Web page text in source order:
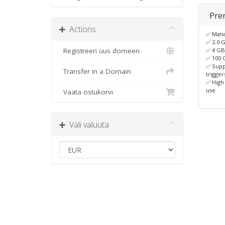
Actions
Registreeri uus domeen
Transfer in a Domain
Vaata ostukorvi
Vali valuuta
✅
✅ 2.0
✅ 4
✅ 100
✅
✅
use